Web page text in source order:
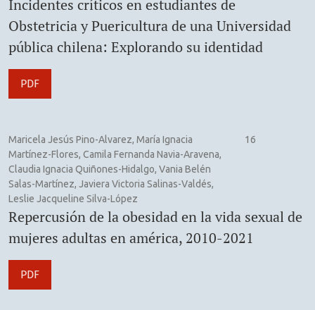
Incidentes críticos en estudiantes de
Obstetricia y Puericultura de una Universidad
pública chilena: Explorando su identidad
PDF
Maricela Jesús Pino-Alvarez, María Ignacia
Martínez-Flores, Camila Fernanda Navia-Aravena,
Claudia Ignacia Quiñones-Hidalgo, Vania Belén
Salas-Martínez, Javiera Victoria Salinas-Valdés,
Leslie Jacqueline Silva-López
16
Repercusión de la obesidad en la vida sexual de
mujeres adultas en américa, 2010-2021
PDF